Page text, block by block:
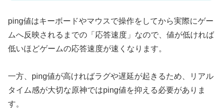
ping値はキーボードやマウスで操作をしてから実際にゲー
ムへ反映されるまでの「応答速度」なので、値が低ければ
低いほどゲームの応答速度が速くなります。
一方、ping値が高ければラグや遅延が起きるため、リアル
タイム感が大切な原神ではping値を抑える必要がありま
す。